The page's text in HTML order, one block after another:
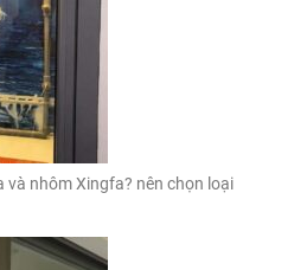
và nhôm Xingfa? nên chọn loại